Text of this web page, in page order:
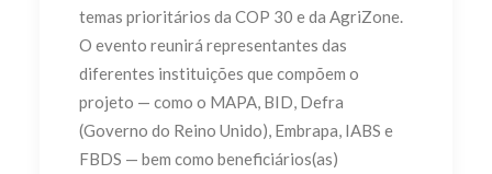
temas prioritários da COP 30 e da AgriZone.
O evento reunirá representantes das
diferentes instituições que compõem o
projeto — como o MAPA, BID, Defra
(Governo do Reino Unido), Embrapa, IABS e
FBDS — bem como beneficiários(as)